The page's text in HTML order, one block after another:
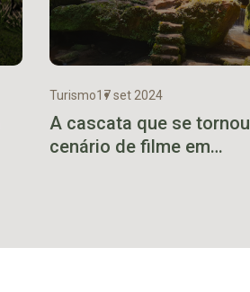
Turismo17 set 2024
A cascata que se tornou
cenário de filme em